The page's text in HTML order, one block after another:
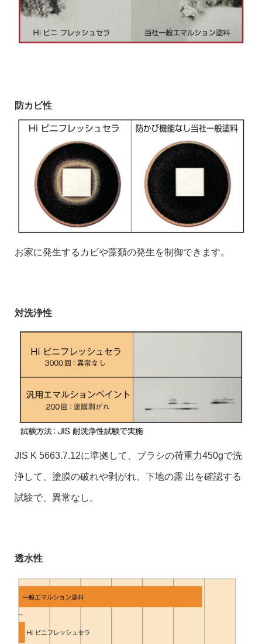
防カビ性
お家に発生するカビや藻類の発生を制御できます。
対洗浄性
JIS K 5663.7.12に準拠して、ブラシの荷重力450gで洗
浄して、塗膜の破れや剥がれ、下地の露 出を確認する
試験で、異常なし。
透水性